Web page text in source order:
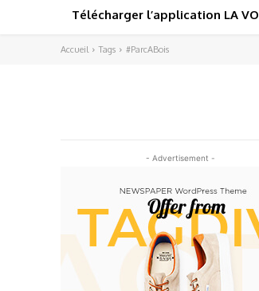
Télécharger l’application LA
Accueil Tags #ParcABois
- Advertisement -